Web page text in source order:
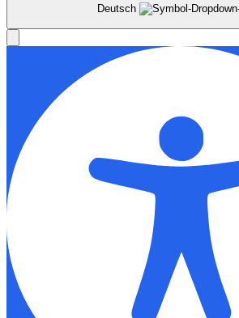
Deutsch